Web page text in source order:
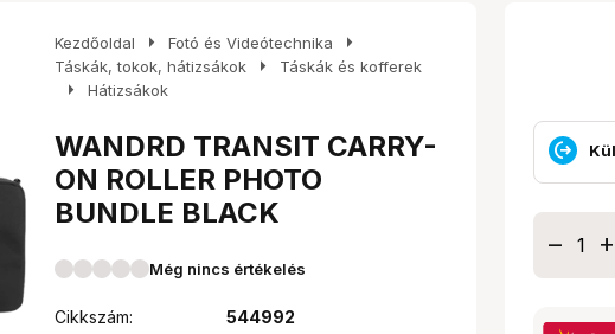
Kezdőoldal arrow_right Fotó és Videótechnika arrow_right
Táskák, tokok, hátizsákok arrow_right Táskák és kofferek
arrow_right Hátizsákok
WANDRD TRANSIT CARRY-
ON ROLLER PHOTO
BUNDLE BLACK
Még nincs értékelés
Cikkszám:
544992